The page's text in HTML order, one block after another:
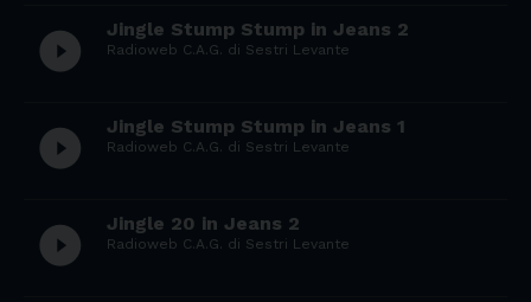
play_circle_filled Jingle Stump Stump in Jeans 2
Radioweb C.A.G. di Sestri Levante
play_circle_filled Jingle Stump Stump in Jeans 1
Radioweb C.A.G. di Sestri Levante
play_circle_filled Jingle 20 in Jeans 2
Radioweb C.A.G. di Sestri Levante